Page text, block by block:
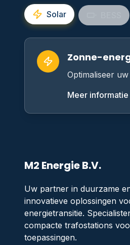
Solar
Zonne-
Optimaliseer
Meer informatie
M2 Energie B.V.
Uw partner in duurzame
innovatieve oplossingen
energietransitie.
compacte trafostations
toepassingen.